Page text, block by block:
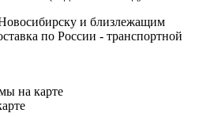
и близлежащим
по России - транспортной
на карте